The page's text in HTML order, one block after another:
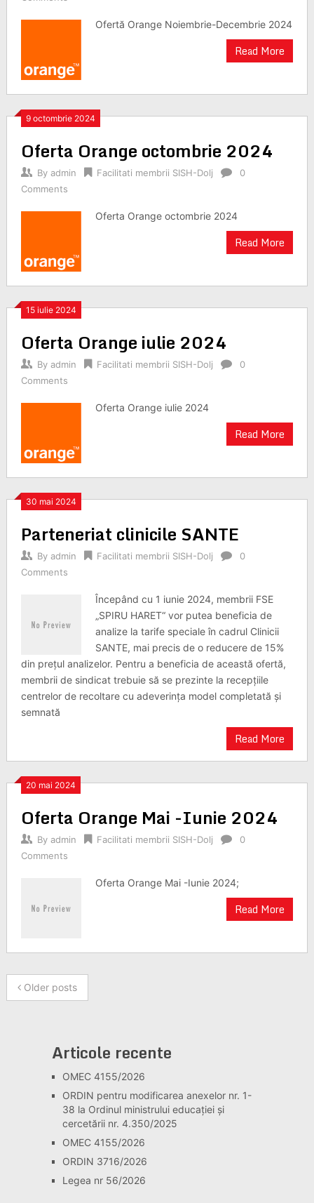
Ofertă Orange Noiembrie-Decembrie 2024
Read More
9 octombrie 2024
Oferta Orange octombrie 2024
By admin Facilitati membrii SISH-Dolj
0
Comments
Oferta Orange octombrie 2024
Read More
15 iulie 2024
Oferta Orange iulie 2024
By admin Facilitati membrii SISH-Dolj
0
Comments
Oferta Orange iulie 2024
Read More
30 mai 2024
Parteneriat clinicile SANTE
By admin Facilitati membrii SISH-Dolj
0
Comments
Începând cu 1 iunie 2024, membrii FSE
„SPIRU HARET“ vor putea beneficia de
analize la tarife speciale în cadrul Clinicii
SANTE, mai precis de o reducere de 15%
din prețul analizelor. Pentru a beneficia de această ofertă,
membrii de sindicat trebuie să se prezinte la recepțiile
centrelor de recoltare cu adeverința model completată și
semnată
Read More
20 mai 2024
Oferta Orange Mai -Iunie 2024
By admin Facilitati membrii SISH-Dolj
0
Comments
Oferta Orange Mai -Iunie 2024;
Read More
Older posts
Articole recente
OMEC 4155/2026
ORDIN pentru modificarea anexelor nr. 1-
38 la Ordinul ministrului educației și
cercetării nr. 4.350/2025
OMEC 4155/2026
ORDIN 3716/2026
Legea nr 56/2026